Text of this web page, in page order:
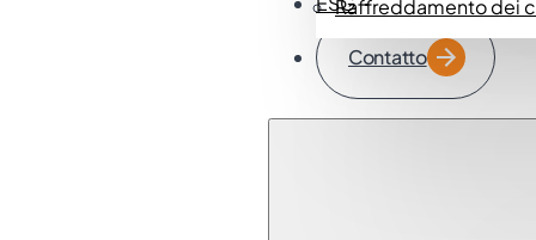
Raffreddamento dei
Contatto